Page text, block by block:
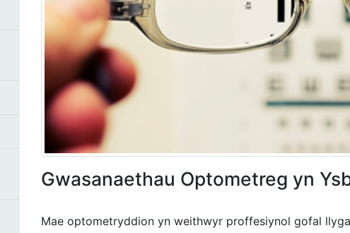
Gwasanaethau Optometreg yn
Mae optometryddion yn weithwyr proffesiynol gofal